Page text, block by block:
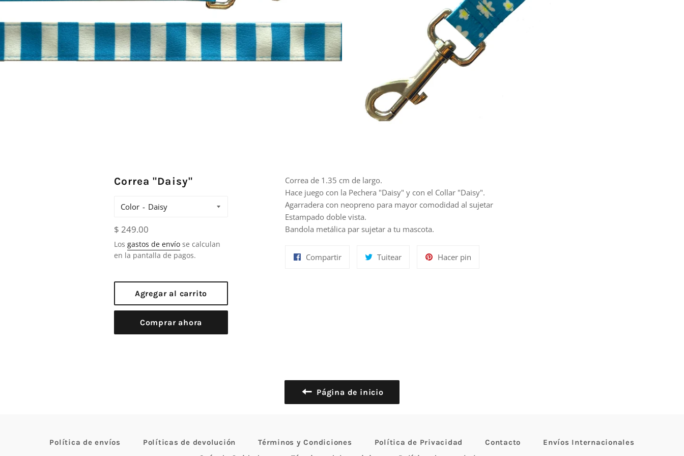
Correa "Daisy"
Color
Precio
habitual
$ 249.00
Los gastos de envío se calculan
en la pantalla de pagos.
Agregar al carrito
Comprar ahora
Correa de 1.35 cm de largo.
Hace juego con la Pechera "Daisy" y con el Collar "Daisy".
Agarradera con neopreno para mayor comodidad al sujetar
Estampado doble vista.
Bandola metálica par sujetar a tu mascota.
CompartirCompartir TuitearTuitear
Hacer pin
Página de inicio
Política de envíos Políticas de devolución Términos y Condiciones Política de Privacidad Contacto
Envíos Internacionales